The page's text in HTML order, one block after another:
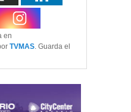
en
TVMAS. Guarda el